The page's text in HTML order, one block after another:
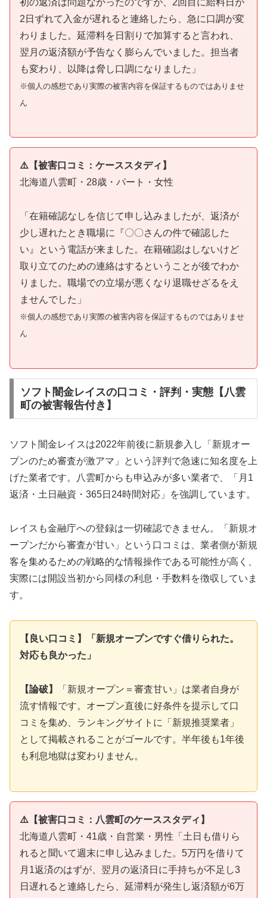
2日ずれて入金が遅れると連絡したら、急に口調が変
わりました。延滞料を日割りで加算すると言われ、
翌月の返済額が予告なく膨らんでいました。担当者
も変わり、以降は脅し口調になりました」
※個人の感想であり実際の被害内容を保証するものではありませ
ん
⚠️【被害口コミ：ケーススタディ】
北海道八雲町・28歳・パート・女性
「在籍確認なしを信じて申し込みましたが、返済が
少し遅れたとき職場に『〇〇さんの件で確認した
い』という電話が来ました。在籍確認はしないけど
取り立てのための連絡はするということが後でわか
りました。職場での立場が悪くなり退職せざるをえ
ませんでした」
※個人の感想であり実際の被害内容を保証するものではありませ
ん
ソフト闇金レイスの口コミ・評判・実態【八雲
町の被害報告付き】
ソフト闇金レイスは2022年前後に新規参入し「新規オー
プンのため審査が激アマ」という評判で急速に知名度を上
げた業者です。八雲町からも申込みが多い業者で、「月1
返済・土日融資・365日24時間対応」を強調しています。
レイスも金融庁への登録は一切確認できません。「新規オ
ープンだから審査が甘い」という口コミは、業者側が新規
客を集めるための戦略的な情報操作である可能性が高く、
実際には開設当初から同様の利息・手数料を徴収していま
す。
【良い口コミ】「新規オープンですぐ借りられた。
対応も良かった」
【論破】
「新規オープン＝審査甘い」は業者自身が
流す情報です。オープン直後に好条件を提示して口
コミを集め、ランキングサイトに「新規推奨業者」
として掲載されることがゴールです。半年後も1年後
も利息地獄は変わりません。
⚠️【被害口コミ：八雲町のケーススタディ】
北海道八雲町・41歳・自営業・男性「土日も借りら
れると聞いて週末に申し込みました。5万円を借りて
月1返済のはずが、翌月の返済日に手持ちが不足し3
日遅れると連絡したら、延滞料が発生し返済額が6万